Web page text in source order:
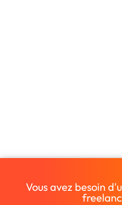
Vous avez besoin